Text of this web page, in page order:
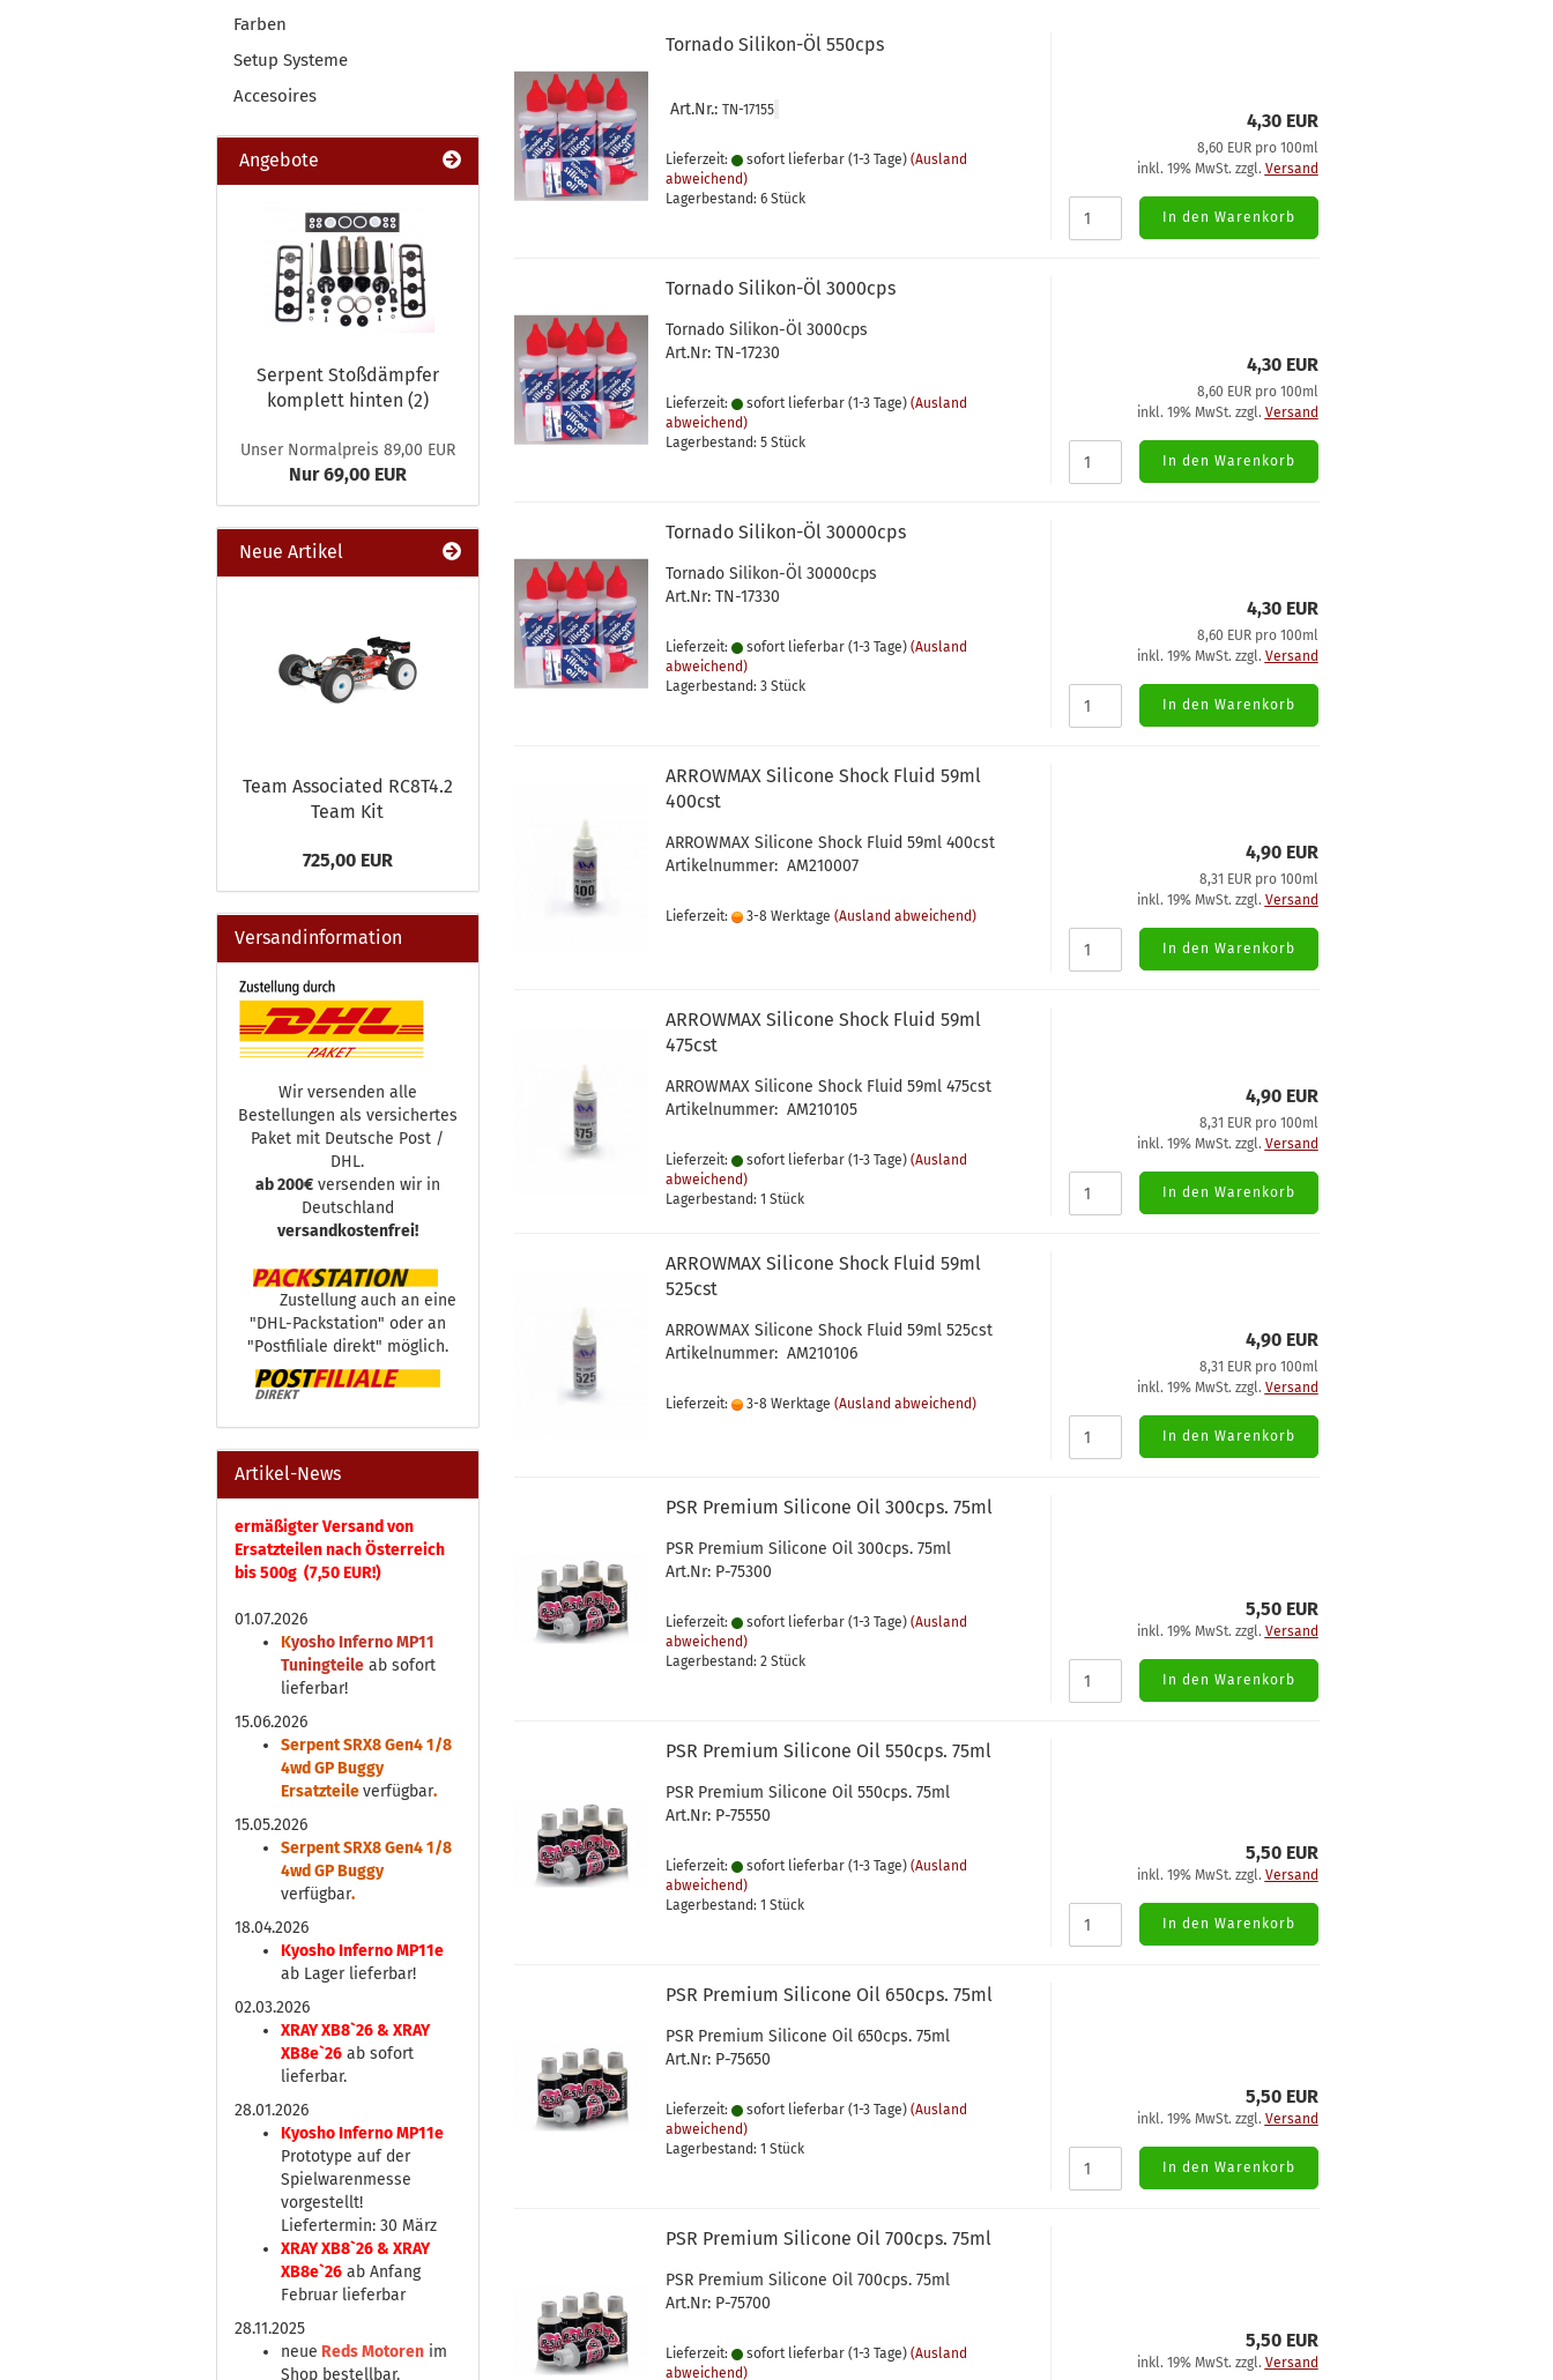
Tornado Silikon-Öl 550cps
Art.Nr.: TN-17155
Lieferzeit: sofort lieferbar (1-3 Tage) (Ausland
abweichend)
Lagerbestand: 6 Stück
4,30 EUR
8,60 EUR pro 100ml
inkl. 19% MwSt. zzgl. Versand
In den Warenkorb
Tornado Silikon-Öl 3000cps
Tornado Silikon-Öl 3000cps
Art.Nr: TN-17230
Lieferzeit: sofort lieferbar (1-3 Tage) (Ausland
abweichend)
Lagerbestand: 5 Stück
4,30 EUR
8,60 EUR pro 100ml
inkl. 19% MwSt. zzgl. Versand
In den Warenkorb
Tornado Silikon-Öl 30000cps
Tornado Silikon-Öl 30000cps
Art.Nr: TN-17330
Lieferzeit: sofort lieferbar (1-3 Tage) (Ausland
abweichend)
Lagerbestand: 3 Stück
4,30 EUR
8,60 EUR pro 100ml
inkl. 19% MwSt. zzgl. Versand
In den Warenkorb
ARROWMAX Silicone Shock Fluid 59ml
400cst
ARROWMAX Silicone Shock Fluid 59ml 400cst
Artikelnummer: AM210007
Lieferzeit: 3-8 Werktage (Ausland abweichend)
4,90 EUR
8,31 EUR pro 100ml
inkl. 19% MwSt. zzgl. Versand
In den Warenkorb
ARROWMAX Silicone Shock Fluid 59ml
475cst
ARROWMAX Silicone Shock Fluid 59ml 475cst
Artikelnummer: AM210105
Lieferzeit: sofort lieferbar (1-3 Tage) (Ausland
abweichend)
Lagerbestand: 1 Stück
4,90 EUR
8,31 EUR pro 100ml
inkl. 19% MwSt. zzgl. Versand
In den Warenkorb
ARROWMAX Silicone Shock Fluid 59ml
525cst
ARROWMAX Silicone Shock Fluid 59ml 525cst
Artikelnummer: AM210106
Lieferzeit: 3-8 Werktage (Ausland abweichend)
4,90 EUR
8,31 EUR pro 100ml
inkl. 19% MwSt. zzgl. Versand
In den Warenkorb
PSR Premium Silicone Oil 300cps. 75ml
PSR Premium Silicone Oil 300cps. 75ml
Art.Nr: P-75300
Lieferzeit: sofort lieferbar (1-3 Tage) (Ausland
abweichend)
Lagerbestand: 2 Stück
5,50 EUR
inkl. 19% MwSt. zzgl. Versand
In den Warenkorb
PSR Premium Silicone Oil 550cps. 75ml
PSR Premium Silicone Oil 550cps. 75ml
Art.Nr: P-75550
Lieferzeit: sofort lieferbar (1-3 Tage) (Ausland
abweichend)
Lagerbestand: 1 Stück
5,50 EUR
inkl. 19% MwSt. zzgl. Versand
In den Warenkorb
PSR Premium Silicone Oil 650cps. 75ml
PSR Premium Silicone Oil 650cps. 75ml
Art.Nr: P-75650
Lieferzeit: sofort lieferbar (1-3 Tage) (Ausland
abweichend)
Lagerbestand: 1 Stück
5,50 EUR
inkl. 19% MwSt. zzgl. Versand
In den Warenkorb
PSR Premium Silicone Oil 700cps. 75ml
PSR Premium Silicone Oil 700cps. 75ml
Art.Nr: P-75700
Lieferzeit: sofort lieferbar (1-3 Tage) (Ausland
abweichend)
5,50 EUR
inkl. 19% MwSt. zzgl. Versand
Farben
Setup Systeme
Accesoires
Angebote
Serpent Stoßdämpfer
komplett hinten (2)
Unser Normalpreis 89,00 EUR
Nur 69,00 EUR
Neue Artikel
Team Associated RC8T4.2
Team Kit
725,00 EUR
Versandinformation
Wir versenden alle
Bestellungen als versichertes
Paket mit Deutsche Post /
DHL.
ab 200€versenden wir in
Deutschland
versandkostenfrei!
Zustellung auch an eine
"DHL-Packstation" oder an
"Postfiliale direkt" möglich.
Artikel-News
ermäßigter Versand von
Ersatzteilen nach Österreich
bis 500g (7,50 EUR!)
01.07.2026
Kyosho Inferno MP11
Tuningteile ab sofort
lieferbar!
15.06.2026
Serpent SRX8 Gen4 1/8
4wd GP Buggy
Ersatzteileverfügbar.
15.05.2026
Serpent SRX8 Gen4 1/8
4wd GP Buggy
verfügbar.
18.04.2026
Kyosho Inferno MP11e
ab Lager lieferbar!
02.03.2026
XRAY XB8`26 & XRAY
XB8e`26 ab sofort
lieferbar.
28.01.2026
Kyosho Inferno MP11e
Prototype auf der
Spielwarenmesse
vorgestellt!
Liefertermin: 30 März
XRAY XB8`26 & XRAY
XB8e`26 ab Anfang
Februar lieferbar
28.11.2025
neue Reds Motoren im
Shop bestellbar.